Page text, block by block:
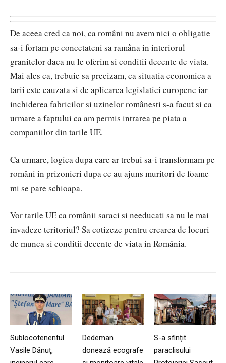
De aceea cred ca noi, ca români nu avem nici o obligatie
sa-i fortam pe concetateni sa ramâna in interiorul
granitelor daca nu le oferim si conditii decente de viata.
Mai ales ca, trebuie sa precizam, ca situatia economica a
tarii este cauzata si de aplicarea legislatiei europene iar
inchiderea fabricilor si uzinelor românesti s-a facut si ca
urmare a faptului ca am permis intrarea pe piata a
companiilor din tarile UE.
Ca urmare, logica dupa care ar trebui sa-i transformam pe
români in prizonieri dupa ce au ajuns muritori de foame
mi se pare schioapa.
Vor tarile UE ca românii saraci si needucati sa nu le mai
invadeze teritoriul? Sa cotizeze pentru crearea de locuri
de munca si conditii decente de viata in România.
Sublocotenentul
Vasile Dănuț,
Dedeman
donează ecografe
S-a sfințit
paraclisului